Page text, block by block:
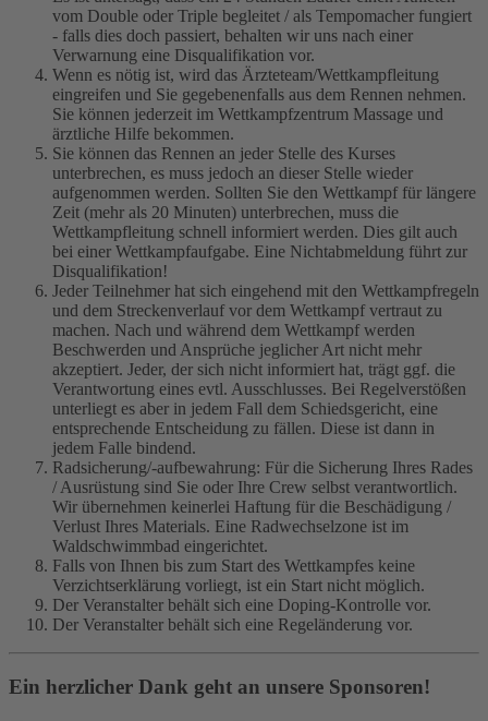
vom Double oder Triple begleitet / als Tempomacher fungiert
- falls dies doch passiert, behalten wir uns nach einer
Verwarnung eine Disqualifikation vor.
Wenn es nötig ist, wird das Ärzteteam/Wettkampfleitung
eingreifen und Sie gegebenenfalls aus dem Rennen nehmen.
Sie können jederzeit im Wettkampfzentrum Massage und
ärztliche Hilfe bekommen.
Sie können das Rennen an jeder Stelle des Kurses
unterbrechen, es muss jedoch an dieser Stelle wieder
aufgenommen werden. Sollten Sie den Wettkampf für längere
Zeit (mehr als 20 Minuten) unterbrechen, muss die
Wettkampfleitung schnell informiert werden. Dies gilt auch
bei einer Wettkampfaufgabe. Eine Nichtabmeldung führt zur
Disqualifikation!
Jeder Teilnehmer hat sich eingehend mit den Wettkampfregeln
und dem Streckenverlauf vor dem Wettkampf vertraut zu
machen. Nach und während dem Wettkampf werden
Beschwerden und Ansprüche jeglicher Art nicht mehr
akzeptiert. Jeder, der sich nicht informiert hat, trägt ggf. die
Verantwortung eines evtl. Ausschlusses. Bei Regelverstößen
unterliegt es aber in jedem Fall dem Schiedsgericht, eine
entsprechende Entscheidung zu fällen. Diese ist dann in
jedem Falle bindend.
Radsicherung/-aufbewahrung: Für die Sicherung Ihres Rades
/ Ausrüstung sind Sie oder Ihre Crew selbst verantwortlich.
Wir übernehmen keinerlei Haftung für die Beschädigung /
Verlust Ihres Materials. Eine Radwechselzone ist im
Waldschwimmbad eingerichtet.
Falls von Ihnen bis zum Start des Wettkampfes keine
Verzichtserklärung vorliegt, ist ein Start nicht möglich.
Der Veranstalter behält sich eine Doping-Kontrolle vor.
Der Veranstalter behält sich eine Regeländerung vor.
Ein herzlicher Dank geht an unsere Sponsoren!